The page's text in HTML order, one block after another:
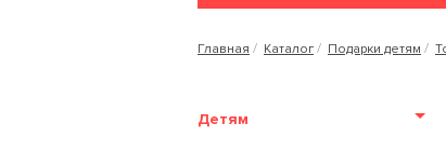
Главная Каталог Подарки детям
Детям